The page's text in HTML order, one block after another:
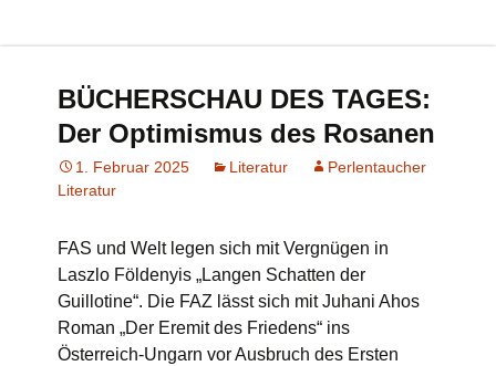
BÜCHERSCHAU DES TAGES:
Der Optimismus des Rosanen
1. Februar 2025 Literatur
Perlentaucher
Literatur
FAS und Welt legen sich mit Vergnügen in
Laszlo Földenyis „Langen Schatten der
Guillotine“. Die FAZ lässt sich mit Juhani Ahos
Roman „Der Eremit des Friedens“ ins
Österreich-Ungarn vor Ausbruch des Ersten